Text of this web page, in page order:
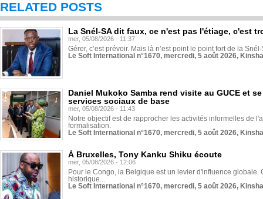
RELATED POSTS
La Snél-SA dit faux, ce n'est pas l'étiage, c'est
mer, 05/08/2026 - 11:37
Gérer, c’est prévoir. Mais là n’est point le point fort de la
Le Soft International n°1670, mercredi, 5 août 2026,
Daniel Mukoko Samba rend visite au GUCE et
services sociaux de base
mer, 05/08/2026 - 11:43
Notre objectif est de rapprocher les activités informelles de
formalisation.
Le Soft International n°1670, mercredi, 5 août 2026,
À Bruxelles, Tony Kanku Shiku écoute
mer, 05/08/2026 - 12:06
Pour le Congo, la Belgique est un levier d'influence globale.
historique...
Le Soft International n°1670, mercredi, 5 août 2026,